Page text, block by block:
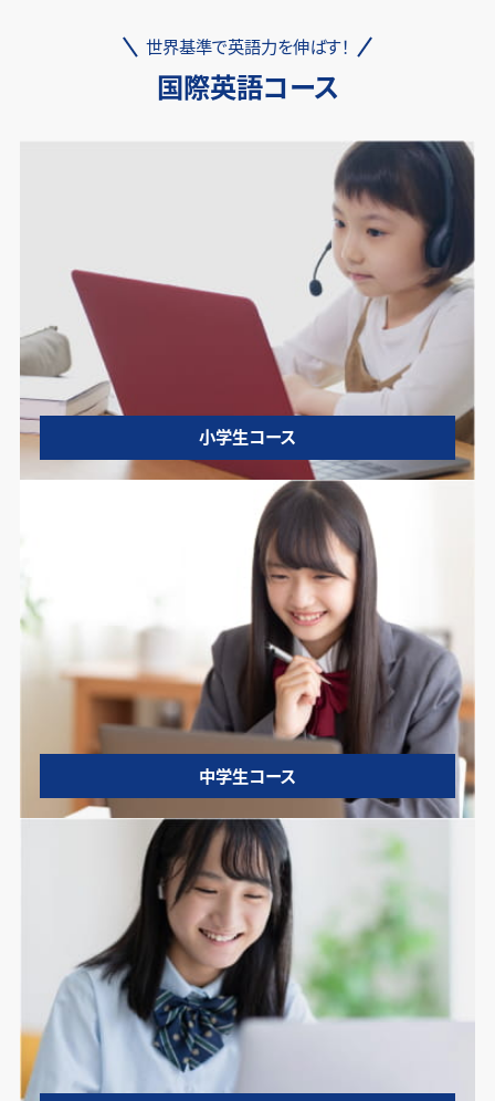
世界基準で英語力を伸ばす！
国際英語コース
小学生コース
中学生コース